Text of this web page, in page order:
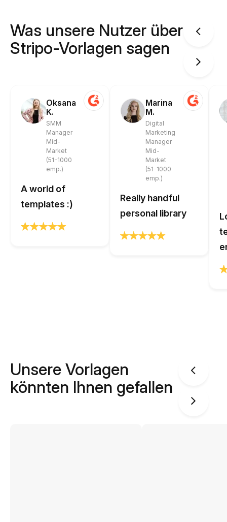
Was unsere Nutzer über
Stripo-Vorlagen sagen
Oksana
K.
SMM
Manager
Mid-
Market
(51-1000
emp.)
A world of
templates :)
Marina
M.
Digital
Marketing
Manager
Mid-
Market
(51-1000
emp.)
Really handful
personal library
Unsere Vorlagen
könnten Ihnen gefallen